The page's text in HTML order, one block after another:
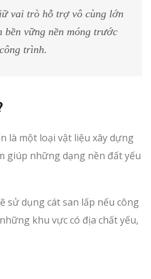
vai trò hỗ trợ vô cùng lớn
bền vững nền móng trước
trình.
là một loại vật liệu xây dựng
giúp những dạng nền đất yếu
sử dụng cát san lấp nếu công
khu vực có địa chất yếu,